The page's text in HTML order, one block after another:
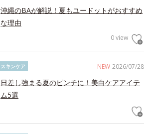
沖縄のBAが解説！夏もユードットがおすすめ
な理由
0 view
NEW 2026/07/28
スキンケア
日差し強まる夏のピンチに！美白ケアアイテ
ム5選